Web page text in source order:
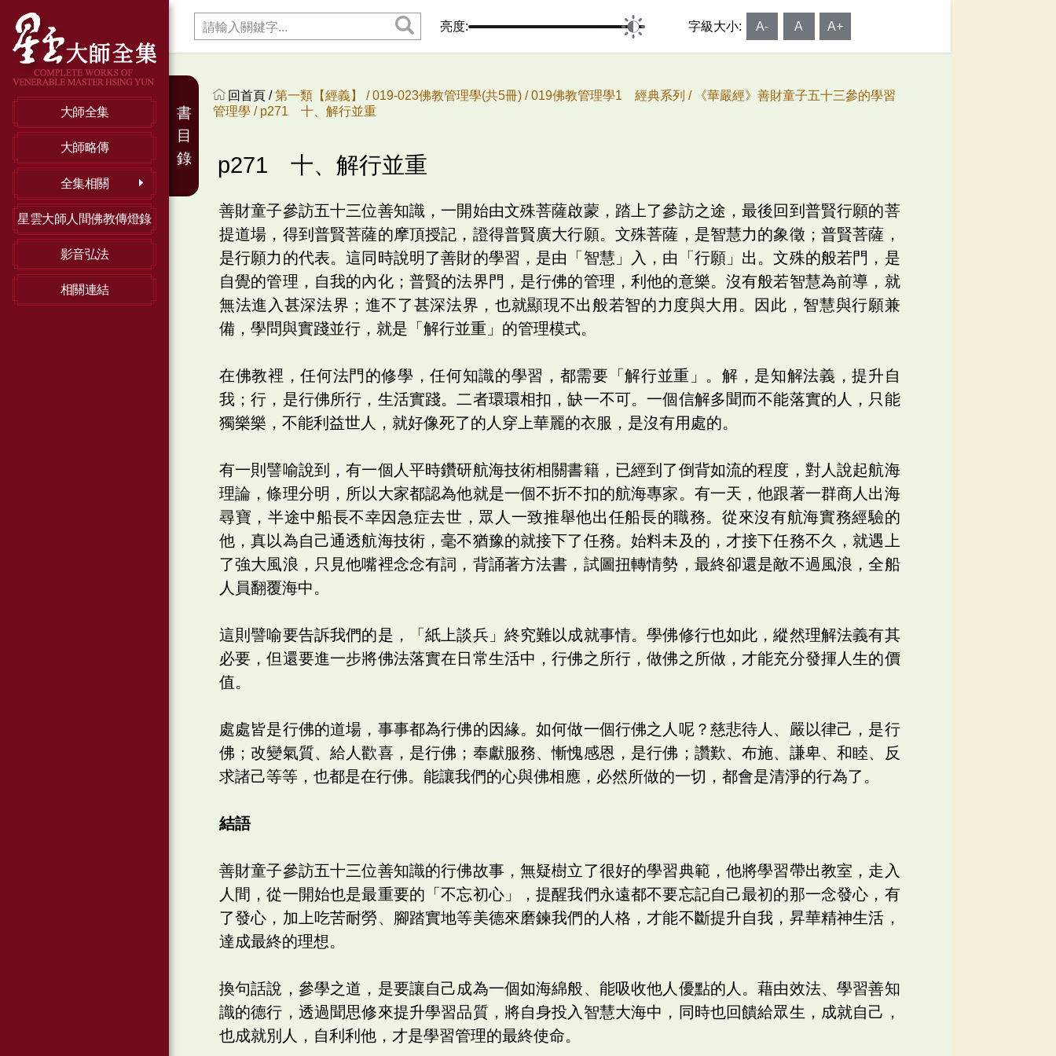
大師全集
大師略傳
全集相關
星雲大師人間佛教傳燈錄
影音弘法
相關連結
亮度: 字級大小: A- A A+
回首頁 /第一類【經義】 /019-023佛教管理學(共5冊) /019佛教管理學1 經典系列 /
《華嚴經》善財童子五十三參的學習
管理學 / p271 十、解行並重
p271 十、解行並重
善財童子參訪五十三位善知識，一開始由文殊菩薩啟蒙，踏上了參訪之途，最後回到普賢行願的菩
提道場，得到普賢菩薩的摩頂授記，證得普賢廣大行願。文殊菩薩，是智慧力的象徵；普賢菩薩，
是行願力的代表。這同時說明了善財的學習，是由「智慧」入，由「行願」出。文殊的般若門，是
自覺的管理，自我的內化；普賢的法界門，是行佛的管理，利他的意樂。沒有般若智慧為前導，就
無法進入甚深法界；進不了甚深法界，也就顯現不出般若智的力度與大用。因此，智慧與行願兼
備，學問與實踐並行，就是「解行並重」的管理模式。
在佛教裡，任何法門的修學，任何知識的學習，都需要「解行並重」。解，是知解法義，提升自
我；行，是行佛所行，生活實踐。二者環環相扣，缺一不可。一個信解多聞而不能落實的人，只能
獨樂樂，不能利益世人，就好像死了的人穿上華麗的衣服，是沒有用處的。
有一則譬喻說到，有一個人平時鑽研航海技術相關書籍，已經到了倒背如流的程度，對人說起航海
理論，條理分明，所以大家都認為他就是一個不折不扣的航海專家。有一天，他跟著一群商人出海
尋寶，半途中船長不幸因急症去世，眾人一致推舉他出任船長的職務。從來沒有航海實務經驗的
他，真以為自己通透航海技術，毫不猶豫的就接下了任務。始料未及的，才接下任務不久，就遇上
了強大風浪，只見他嘴裡念念有詞，背誦著方法書，試圖扭轉情勢，最終卻還是敵不過風浪，全船
人員翻覆海中。
這則譬喻要告訴我們的是，「紙上談兵」終究難以成就事情。學佛修行也如此，縱然理解法義有其
必要，但還要進一步將佛法落實在日常生活中，行佛之所行，做佛之所做，才能充分發揮人生的價
值。
處處皆是行佛的道場，事事都為行佛的因緣。如何做一個行佛之人呢？慈悲待人、嚴以律己，是行
佛；改變氣質、給人歡喜，是行佛；奉獻服務、慚愧感恩，是行佛；讚歎、布施、謙卑、和睦、反
求諸己等等，也都是在行佛。能讓我們的心與佛相應，必然所做的一切，都會是清淨的行為了。
結語
善財童子參訪五十三位善知識的行佛故事，無疑樹立了很好的學習典範，他將學習帶出教室，走入
人間，從一開始也是最重要的「不忘初心」，提醒我們永遠都不要忘記自己最初的那一念發心，有
了發心，加上吃苦耐勞、腳踏實地等美德來磨鍊我們的人格，才能不斷提升自我，昇華精神生活，
達成最終的理想。
換句話說，參學之道，是要讓自己成為一個如海綿般、能吸收他人優點的人。藉由效法、學習善知
識的德行，透過聞思修來提升學習品質，將自身投入智慧大海中，同時也回饋給眾生，成就自己，
也成就別人，自利利他，才是學習管理的最終使命。
書
目
錄